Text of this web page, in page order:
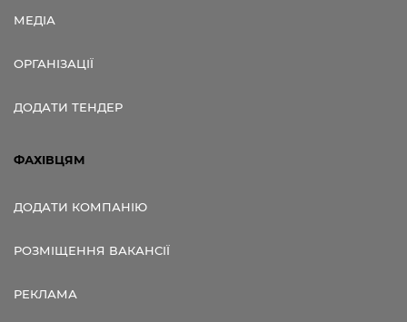
МЕДІА
ОРГАНІЗАЦІЇ
ДОДАТИ ТЕНДЕР
ФАХІВЦЯМ
ДОДАТИ КОМПАНІЮ
РОЗМІЩЕННЯ ВАКАНСІЇ
РЕКЛАМА